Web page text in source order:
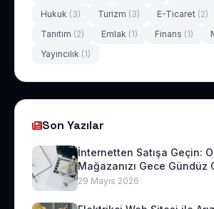
Hukuk (3) Turizm (3) E-Ticaret (2)
Tanıtım (2) Emlak (1) Finans (1)
Yayıncılık (1)
Son Yazılar
İnternetten Satışa Geçin:
Mağazanızı Gece Gündüz
29 Mayıs 2026